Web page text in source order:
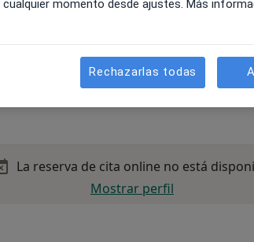
La reserva de cita online no está
Mostrar perfil
momento desde ajustes. Más
Rechazarlas todas